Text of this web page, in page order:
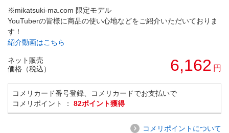
※mikatsuki-ma.com 限定モデル
YouTuberの皆様に商品の使い心地などをご紹介いただいておりま
す！
紹介動画はこちら
ネット販売
価格（税込）
6,162 円
コメリカード番号登録、コメリカードでお支払いで
コメリポイント ： 82ポイント獲得
コメリポイントについて